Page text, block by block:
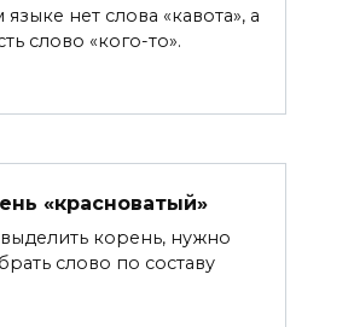
нет слова «кавота», а
слово «кого-то».
«красноватый»
корень, нужно
слово по составу